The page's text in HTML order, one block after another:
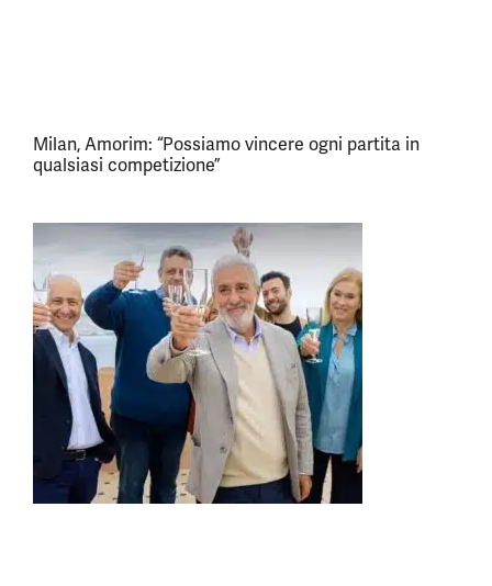
Milan, Amorim: “Possiamo vincere ogni partita in
qualsiasi competizione”